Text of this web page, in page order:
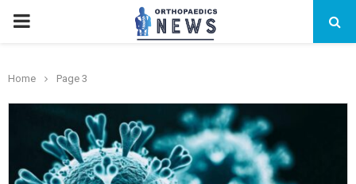
PRIMARY
Home Page 3